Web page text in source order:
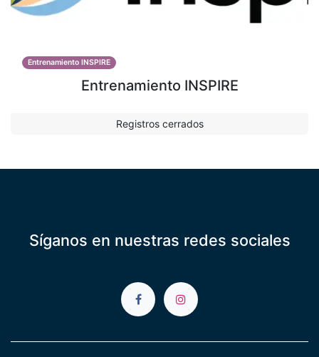
Entrenamiento INSPIRE
Entrenamiento INSPIRE
Registros cerrados
Síganos en nuestras redes sociales